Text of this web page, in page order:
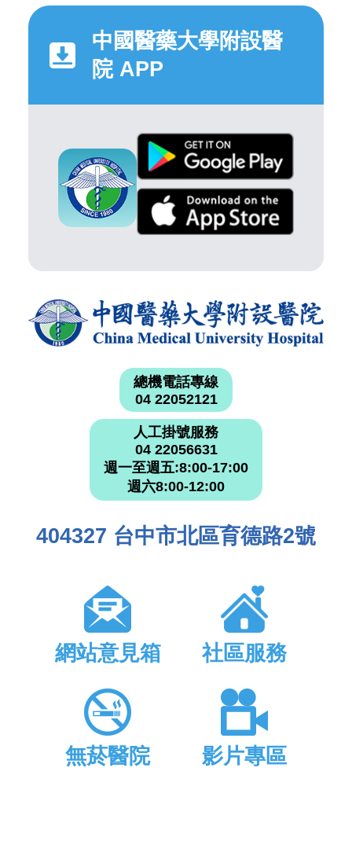
中國醫藥大學附設醫
院 APP
總機電話專線
04 22052121
人工掛號服務
04 22056631
週一至週五:8:00-17:00
週六8:00-12:00
404327 台中市北區育德路2號
網站意見箱 社區服務
無菸醫院 影片專區